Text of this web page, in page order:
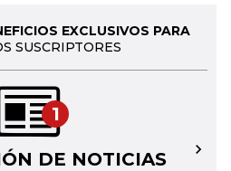
EXCLUSIVOS PARA
SUSCRIPTORES
1
DE NOTICIAS →